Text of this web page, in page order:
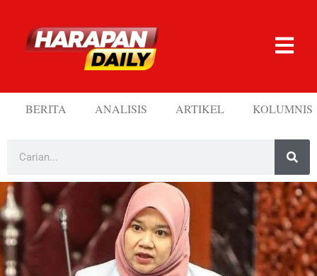
BERITA ANALISIS ARTIKEL KOLUMNIS